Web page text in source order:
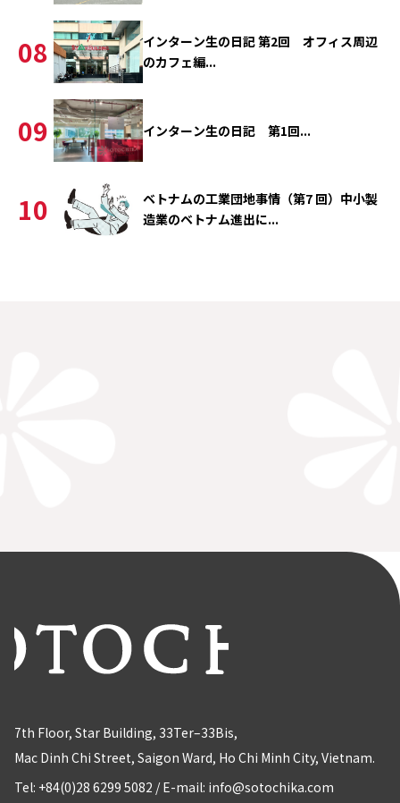
08
インターン生の日記 第2回 オフィス周辺
のカフェ編...
09 インターン生の日記 第1回...
10
ベトナムの工業団地事情（第7 回）中小製
造業のベトナム進出に...
7th Floor, Star Building, 33Ter–33Bis,
Mac Dinh Chi Street, Saigon Ward, Ho Chi Minh City, Vietnam.
Tel: +84(0)28 6299 5082 /E-mail: info@sotochika.com